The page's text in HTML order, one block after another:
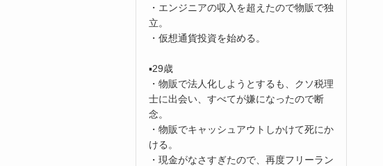
・エンジニアの収入を超えたので物販で独
立。
・仮想通貨投資を始める。
▪️29歳
・物販で法人化しようとするも、クソ税理
士に出会い、すべてが嫌になったので断
念。
・物販でキャッシュアウトしかけて死にか
ける。
・現金がなさすぎたので、再度フリーラン